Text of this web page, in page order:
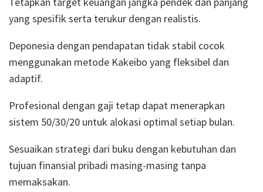
yang spesifik serta terukur dengan realistis.
Deponesia dengan pendapatan tidak stabil cocok
menggunakan metode Kakeibo yang fleksibel dan
adaptif.
Profesional dengan gaji tetap dapat menerapkan
sistem 50/30/20 untuk alokasi optimal setiap bulan.
Sesuaikan strategi dari buku dengan kebutuhan dan
tujuan finansial pribadi masing-masing tanpa
memaksakan.